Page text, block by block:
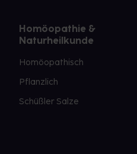
Homöopathie &
Naturheilkunde
Homöopathisch
Pflanzlich
Schüßler Salze